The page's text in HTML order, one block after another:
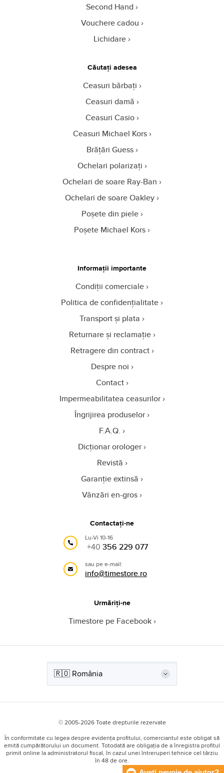
Second Hand
Vouchere cadou
Lichidare
Căutați adesea
Ceasuri bărbați
Ceasuri damă
Ceasuri Casio
Ceasuri Michael Kors
Brățări Guess
Ochelari polarizați
Ochelari de soare Ray-Ban
Ochelari de soare Oakley
Poșete din piele
Poșete Michael Kors
Informații importante
Condiții comerciale
Politica de confidențialitate
Transport și plata
Returnare și reclamație
Retragere din contract
Despre noi
Contact
Impermeabilitatea ceasurilor
Îngrijirea produselor
F.A.Q.
Dicționar orologer
Revistă
Garanție extinsă
Vânzări en-gros
Contactați-ne
Lu-Vi 10-16
+40 356 229 077
sau pe e-mail:
info@timestore.ro
Urmăriți-ne
Timestore pe Facebook
© 2005-2026 Toate drepturile rezervate
În conformitate cu legea despre evidența profitului, comerciantul este obligat să
emită cumpărătorului un document. Totodată are obligația de a înregistra profitul
primit online la administratorul fiscal, în cazul unei întreruperi tehnice cel târziu
în 48 de ore.